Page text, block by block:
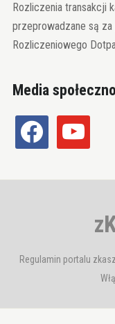
Rozliczenia transakcji
przeprowadzane są
Rozliczeniowego
Media
facebook youtube
Regulamin portalu